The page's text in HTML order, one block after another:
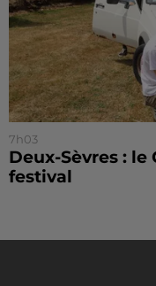
7h03
Deux-Sèvres : le
festival